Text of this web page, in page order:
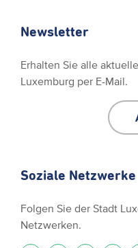
Newsletter
Erhalten Sie alle
Luxemburg per E-Mail.
Soziale Netzwerke
Folgen Sie der Stadt
Netzwerken.